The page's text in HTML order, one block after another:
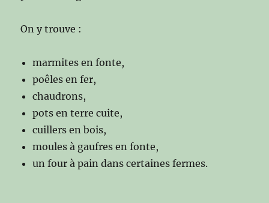
On y trouve :
marmites en fonte,
poêles en fer,
chaudrons,
pots en terre cuite,
cuillers en bois,
moules à gaufres en fonte,
un four à pain dans certaines fermes.